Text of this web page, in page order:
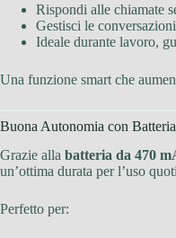
Rispondi alle chiamate
Gestisci le
Ideale durante lavoro,
Una funzione smart che
Buona Autonomia con
Grazie alla batteria da 470
un’ottima durata per l’uso
Perfetto per: